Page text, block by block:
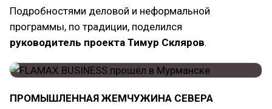
Подробностями деловой и неформальной
программы, по традиции, поделился
руководитель проекта Тимур Скляров.
ПРОМЫШЛЕННАЯ ЖЕМЧУЖИНА СЕВЕРА